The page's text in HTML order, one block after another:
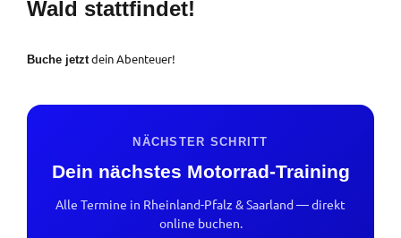
Wald stattfindet!
Buche jetzt dein Abenteuer!
NÄCHSTER SCHRITT
Dein nächstes Motorrad-Training
Alle Termine in Rheinland-Pfalz & Saarland — direkt
online buchen.